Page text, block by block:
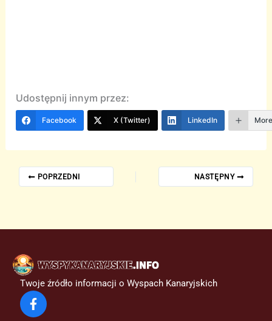
Udostępnij innym przez:
Facebook X (Twitter) LinkedIn
POPRZEDNI NASTĘPNY
Twoje źródło informacji o Wyspach Kanaryjskich